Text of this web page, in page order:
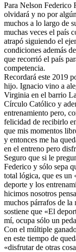
Para Nelson Federico
olvidará y no por
muchos a lo largo de
muchas veces el país
atrapó siguiendo el
condiciones además
que recorrió el país
competencia.
Recordará este 2019
hijo. Ignacio vino a
Virginia en el barrio
Círculo Católico y
entrenamiento pero,
felicidad de recibirlo
que mis momentos
y entonces me ha
en el entreno pero
Seguro que si le
Federico y sólo sepa
total lógica, que es un
deporte y los
hicimos nosotros
muchos párrafos de
sostiene que «El
mí, ocupa sólo un
Con el múltiple
en este tiempo de
«disfrutar de otras